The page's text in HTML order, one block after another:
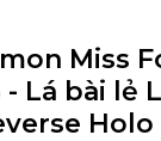
Miss
- Lá bài lẻ